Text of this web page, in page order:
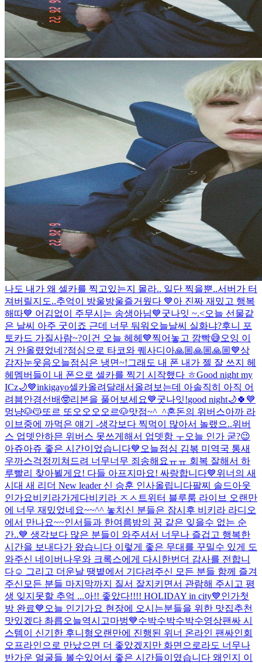
나도 내가 왜 셀카를 찍고있는지 몰라.. 일단 찍을뿐..서버가 터
져버릴지도..추억이 방울방울즐거웠다 💙아 진짜 재밌고 행복
해따💙 어김없이 주무시는 송생아님💙굿나잇 ~.<오늘 선물같
은 날씨 아주 굿이죠 근데 너무 둬워 오늘날씨 실화냐?후니 포
토카드 가질사람~?이건 오늘 헤헤💙찍어놓고 깜빡😅오잉 이
거 안올렸었네?점심으로 타코와 퀘사디아🙏🏼🙏🏼🙏🏼💙상
감자눈웃음오늘점심은 냉면~!그래도 내 폰 내가 젤 잘 쓰지 헤
헤 멤버들이 내 폰으로 셀카를 찍기 시작했다 ㅎGood night my
ICz🌙💙inkigayo셀카올려달래서올려보는데 아솔직히 아직 어
려븜안경선배🤓리본을 풀어보세요💙굿나잇!good night🌙🍀💙
멍냥🐶😽또르 또오오오오르🐶맛점~^_^혼돈의 위버스아까 라
이브중에 까먹은 얘기 -생각보다 찍먹이 많아서 놀랬으..위버
스 업뎃안하믄 위버스 못쓰게해서 업뎃함 ㅜ오늘 인가 굳?😉
아쥬아쥬 좋은 시간이었습니다💙 오늘점심 김볶 미역국 통새
우까스걱정끼쳐드려 너무너무 죄송해요ㅠㅠ 회복 잘해서 하
루빨리 찾아뵐게요! 다들 아프지마요! 싸랑합니다💙위너의 새
시대 새 리더 New leader 신 승훈 인사올립니다팔찌 솔드아웃
인가요비키라가게다비키라 ㅈㅅ 트위터 블루룸 라이브 오랜만
에 너무 재밌었네요~~^^ 놓치신 분들은 잠시후 비키라 라디오
에서 만나요~~인서들과 한여름밤의 꿈 같은 잊을수 없는 순
간..💙 생각보다 많은 분들이 와주셔서 너무나 즐겁고 행복한
시간을 보내다가 왔습니다 이렇게 좋은 무대를 꾸밀수 있게 도
와주신 네이버나우와 크록스에게 다시한번더 감사를 전합니
다☺️ 그리고 더운날 땡볕에서 기다려주신 모든 분들 함께 즐겨
주신모든 분들 마지막까지 질서 잘지키면서 관람해 주시고 평
생 잊지못할 추억 ...아!! 좋았다!!!! HOLIDAY in city💙인가첫
방 완료💙 오늘 인기가요 현장에 오시는분들을 위한 맛집추천
맛있겠다 촤릅오늘역시고마벙💙수박수박수박수영상팬싸 시
스템이 신기한 후니형 오랜만에 진행된 위너 온라인 팬싸인회
오프라인으로 만났으면 더 좋았겠지만 화면으로라도 너무나
반가운 얼굴들 볼수있어서 좋은 시간들이였습니다 왜인지 이